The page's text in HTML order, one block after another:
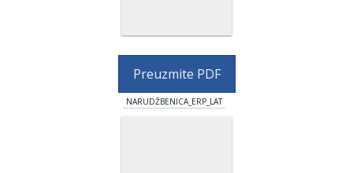
Preuzmite PDF
NARUDŽBENICA_ERP_LAT